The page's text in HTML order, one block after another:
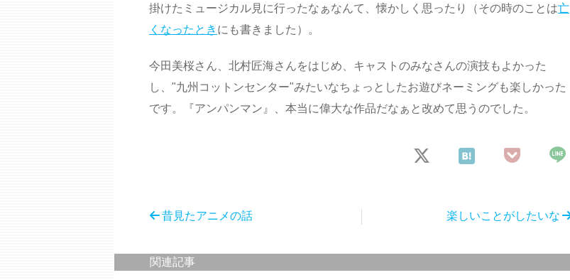
掛けたミュージカル見に行ったなぁなんて、懐かしく思ったり（その時のことは亡
くなったとき にも書きました）。
今田美桜さん、北村匠海さんをはじめ、キャストのみなさんの演技もよかった
し、"九州コットンセンター"みたいなちょっとしたお遊びネーミングも楽しかった
です。『アンパンマン』、本当に偉大な作品だなぁと改めて思うのでした。
楽しいことがしたいな
昔見たアニメの話
関連記事